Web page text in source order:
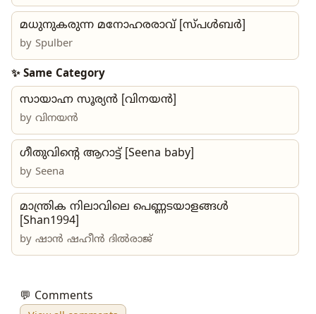
മധുനുകരുന്ന മനോഹരരാവ് [സ്പൾബർ]
by Spulber
✨ Same Category
സായാഹ്ന സൂര്യൻ [വിനയൻ]
by വിനയൻ
ഗീതുവിന്റെ ആറാട്ട് [Seena baby]
by Seena
മാന്ത്രിക നിലാവിലെ പെണ്ണടയാളങ്ങൾ
[Shan1994]
by ഷാൻ ഷഹീൻ ദിൽരാജ്
💬 Comments